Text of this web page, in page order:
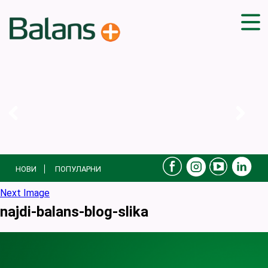
БЛОГ
ПРОИЗВОДИ
ЧПП
НОВИ ПОПУЛАРНИ
Next Image
najdi-balans-blog-slika